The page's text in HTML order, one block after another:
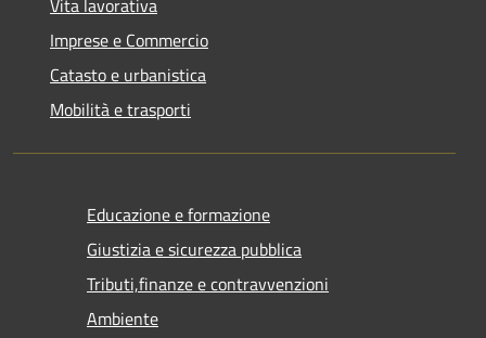
Vita lavorativa
Imprese e Commercio
Catasto e urbanistica
Mobilità e trasporti
Educazione e formazione
Giustizia e sicurezza pubblica
Tributi,finanze e contravvenzioni
Ambiente